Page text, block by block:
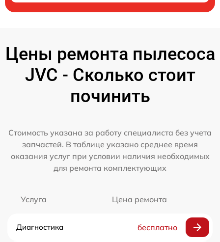
Цены ремонта пылесоса
JVC - Сколько стоит
починить
Стоимость указана за работу специалиста без учета
запчастей. В таблице указано среднее время
оказания услуг при условии наличия необходимых
для ремонта комплектующих
Услуга Цена ремонта
Диагностика бесплатно